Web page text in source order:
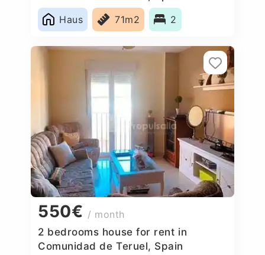
Haus
71m2 2
550€ / month
2 bedrooms house for rent in
Comunidad de Teruel, Spain